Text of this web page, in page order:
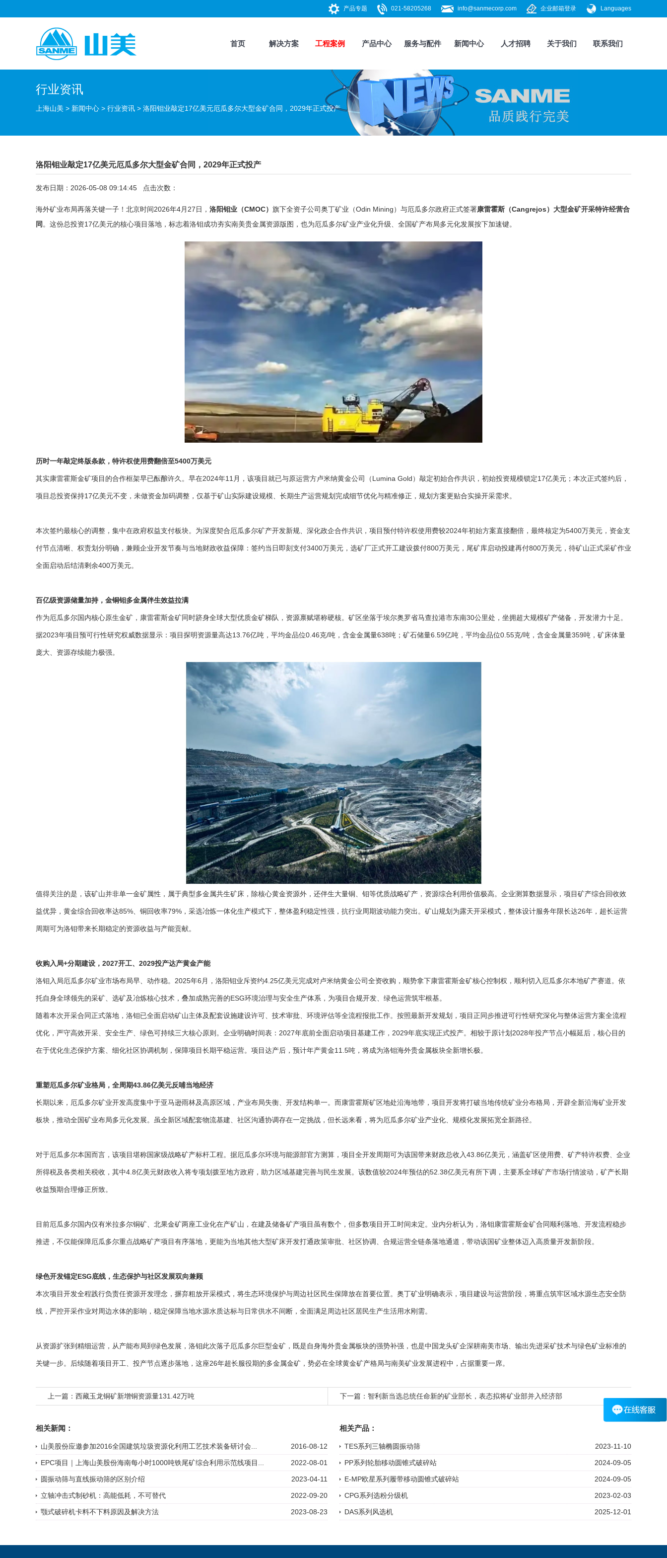
Languages
企业邮箱登录
info@sanmecorp.com
021-58205268
产品专题
首页 解决方案 工程案例 产品中心 服务与配件 新闻中心 人才招聘 关于我们 联系我们
行业资讯
上海山美 > 新闻中心 > 行业资讯 > 洛阳钼业敲定17亿美元厄瓜多尔大型金矿合同，2029年正式投产
洛阳钼业敲定17亿美元厄瓜多尔大型金矿合同，2029年正式投产
发布日期：2026-05-08 09:14:45 点击次数：
海外矿业布局再落关键一子！北京时间2026年4月27日， 洛阳钼业（CMOC） 旗下全资子公司奥丁矿业（Odin Mining）与厄瓜多尔政府正式签署康雷霍斯（Cangrejos）大型金矿开采特许经营合
同。这份总投资17亿美元的核心项目落地，标志着洛钼成功夯实南美贵金属资源版图，也为厄瓜多尔矿业产业化升级、全国矿产布局多元化发展按下加速键。
历时一年敲定终版条款，特许权使用费翻倍至5400万美元
其实康雷霍斯金矿项目的合作框架早已酝酿许久。早在2024年11月，该项目就已与原运营方卢米纳黄金公司（Lumina Gold）敲定初始合作共识，初始投资规模锁定17亿美元；本次正式签约后，
项目总投资保持17亿美元不变，未做资金加码调整，仅基于矿山实际建设规模、长期生产运营规划完成细节优化与精准修正，规划方案更贴合实操开采需求。
本次签约最核心的调整，集中在政府权益支付板块。为深度契合厄瓜多尔矿产开发新规、深化政企合作共识，项目预付特许权使用费较2024年初始方案直接翻倍，最终核定为5400万美元，资金支
付节点清晰、权责划分明确，兼顾企业开发节奏与当地财政收益保障：签约当日即刻支付3400万美元，选矿厂正式开工建设拨付800万美元， 尾矿库启动投建再付800万美元，待矿山正式采矿作业
全面启动后结清剩余400万美元。
百亿级资源储量加持，金铜钼多金属伴生效益拉满
作为厄瓜多尔国内核心原生金矿，康雷霍斯金矿同时跻身全球大型优质金矿梯队，资源禀赋堪称硬核。矿区坐落于埃尔奥罗省马查拉港市东南30公里处，坐拥超大规模矿产储备，开发潜力十足。
据2023年项目预可行性研究权威数据显示：项目探明资源量高达13.76亿吨，平均金品位0.46克/吨，含金金属量638吨；矿石储量6.59亿吨，平均金品位0.55克/吨，含金金属量359吨，矿床体量
庞大、资源存续能力极强。
值得关注的是，该矿山并非单一金矿属性，属于典型多金属共生矿床，除核心黄金资源外，还伴生大量铜、钼等优质战略矿产，资源综合利用价值极高。企业测算数据显示，项目矿产综合回收效
益优异，黄金综合回收率达85%、铜回收率79%，采选冶炼一体化生产模式下，整体盈利稳定性强，抗行业周期波动能力突出。矿山规划为露天开采模式，整体设计服务年限长达26年，超长运营
周期可为洛钼带来长期稳定的资源收益与产能贡献。
收购入局+分期建设，2027开工、2029投产达产黄金产能
洛钼入局厄瓜多尔矿业市场布局早、动作稳。2025年6月，洛阳钼业斥资约4.25亿美元完成对卢米纳黄金公司全资收购，顺势拿下康雷霍斯金矿核心控制权，顺利切入厄瓜多尔本地矿产赛道。依
托自身全球领先的采矿、选矿及冶炼核心技术，叠加成熟完善的ESG环境治理与安全生产体系，为项目合规开发、绿色运营筑牢根基。
随着本次开采合同正式落地，洛钼已全面启动矿山主体及配套设施建设许可、技术审批、环境评估等全流程报批工作。按照最新开发规划，项目正同步推进可行性研究深化与整体运营方案全流程
优化，严守高效开采、安全生产、绿色可持续三大核心原则。企业明确时间表：2027年底前全面启动项目基建工作，2029年底实现正式投产。相较于原计划2028年投产节点小幅延后，核心目的
在于优化生态保护方案、细化社区协调机制，保障项目长期平稳运营。项目达产后，预计年产黄金11.5吨，将成为洛钼海外贵金属板块全新增长极。
重塑厄瓜多尔矿业格局，全周期43.86亿美元反哺当地经济
长期以来，厄瓜多尔矿业开发高度集中于亚马逊雨林及高原区域，产业布局失衡、开发结构单一。而康雷霍斯矿区地处沿海地带，项目开发将打破当地传统矿业分布格局，开辟全新沿海矿业开发
板块，推动全国矿业布局多元化发展。虽全新区域配套物流基建、社区沟通协调存在一定挑战，但长远来看，将为厄瓜多尔矿业产业化、规模化发展拓宽全新路径。
对于厄瓜多尔本国而言，该项目堪称国家级战略矿产标杆工程。据厄瓜多尔环境与能源部官方测算，项目全开发周期可为该国带来财政总收入43.86亿美元，涵盖矿区使用费、矿产特许权费、企业
所得税及各类相关税收，其中4.8亿美元财政收入将专项划拨至地方政府，助力区域基建完善与民生发展。该数值较2024年预估的52.38亿美元有所下调，主要系全球矿产市场行情波动，矿产长期
收益预期合理修正所致。
目前厄瓜多尔国内仅有米拉多尔铜矿、北果金矿两座工业化在产矿山，在建及储备矿产项目虽有数个，但多数项目开工时间未定。业内分析认为，洛钼康雷霍斯金矿合同顺利落地、开发流程稳步
推进，不仅能保障厄瓜多尔重点战略矿产项目有序落地，更能为当地其他大型矿床开发打通政策审批、社区协调、合规运营全链条落地通道，带动该国矿业整体迈入高质量开发新阶段。
绿色开发锚定ESG底线，生态保护与社区发展双向兼顾
本次项目开发全程践行负责任资源开发理念，摒弃粗放开采模式，将生态环境保护与周边社区民生保障放在首要位置。奥丁矿业明确表示，项目建设与运营阶段，将重点筑牢区域水源生态安全防
线，严控开采作业对周边水体的影响，稳定保障当地水源水质达标与日常供水不间断，全面满足周边社区居民生产生活用水刚需。
从资源扩张到精细运营，从产能布局到绿色发展，洛钼此次落子厄瓜多尔巨型金矿，既是自身海外贵金属板块的强势补强，也是中国龙头矿企深耕南美市场、输出先进采矿技术与绿色矿业标准的
关键一步。后续随着项目开工、投产节点逐步落地，这座26年超长服役期的多金属金矿，势必在全球黄金矿产格局与南美矿业发展进程中，占据重要一席。
上一篇： 西藏玉龙铜矿新增铜资源量131.42万吨 下一篇： 智利新当选总统任命新的矿业部长，表态拟将矿业部并入经济部
相关新闻：
山美股份应邀参加2016全国建筑垃圾资源化利用工艺技术装备研讨会... 2016-08-12
EPC项目｜上海山美股份海南每小时1000吨铁尾矿综合利用示范线项目... 2022-08-01
圆振动筛与直线振动筛的区别介绍 2023-04-11
立轴冲击式制砂机：高能低耗，不可替代 2022-09-20
颚式破碎机卡料不下料原因及解决方法 2023-08-23
相关产品：
TES系列三轴椭圆振动筛 2023-11-10
PP系列轮胎移动圆锥式破碎站 2024-09-05
E-MP欧星系列履带移动圆锥式破碎站 2024-09-05
CPG系列选粉分级机 2023-02-03
DAS系列风选机 2025-12-01